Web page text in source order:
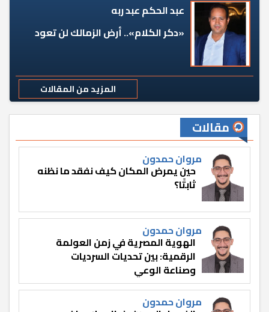
عبد الحكم عبد ربه
«دكر الكلام».. أرض الزمالك لن تعود
المزيد من المقالات
مقالات
مروان حمدون
حين يمرض المكان كيف نفقد ما نظنه
ثابتًا؟
مروان حمدون
الهوية المصرية في زمن العولمة
الرقمية: بين تحديات السرديات
وصناعة الوعي
مروان حمدون